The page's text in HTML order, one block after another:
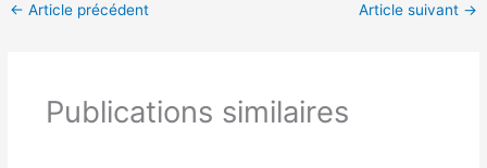
← Article précédent Article suivant →
Publications similaires